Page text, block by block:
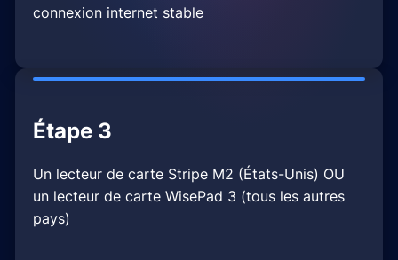
connexion internet stable
Étape 3
Un lecteur de carte Stripe M2 (États-Unis) OU
un lecteur de carte WisePad 3 (tous les autres
pays)